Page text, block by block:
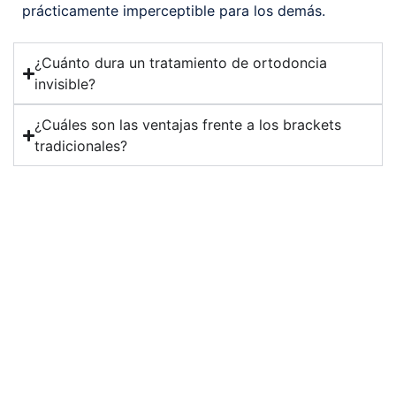
prácticamente imperceptible para los demás.
¿Cuánto dura un tratamiento de ortodoncia
invisible?
¿Cuáles son las ventajas frente a los brackets
tradicionales?